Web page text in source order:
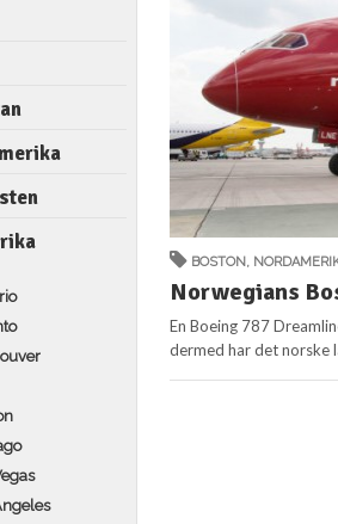
BOSTON,
Norwegians
En Boeing 787
dermed har det norske